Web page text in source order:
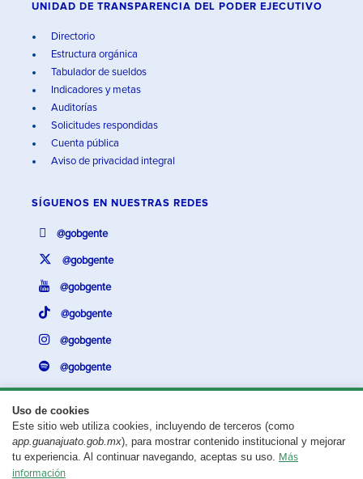
Uso de cookies
Este sitio web utiliza cookies, incluyendo de terceros (como
app.guanajuato.gob.mx), para mostrar contenido institucional y mejorar
tu experiencia. Al continuar navegando, aceptas su uso. Más
información
UNIDAD DE TRANSPARENCIA DEL PODER EJECUTIVO
Directorio
Estructura orgánica
Tabulador de sueldos
Indicadores y metas
Auditorías
Solicitudes respondidas
Cuenta pública
Aviso de privacidad integral
SÍGUENOS EN NUESTRAS REDES
@gobgente
@gobgente
@gobgente
@gobgente
@gobgente
@gobgente
¿Existe algún problema con esta página?Repórtalo aquí.
Aviso legal